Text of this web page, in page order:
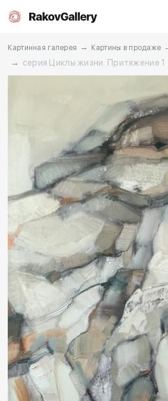
Каталог
О нас Услуги
События
Другие проекты
Rakov
baget
Картинная галерея → Картины в продаже
→ серия Циклы жизни. Притяжение 1